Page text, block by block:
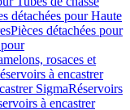
détachées pour Haute
Pièces détachées pour
rosaces et
à encastrer
SigmaRéservoirs
à encastrer